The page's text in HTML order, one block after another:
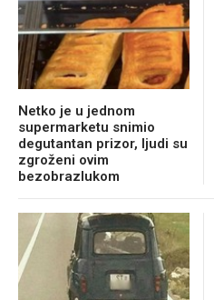
Netko je u jednom
supermarketu snimio
degutantan prizor, ljudi su
zgroženi ovim
bezobrazlukom